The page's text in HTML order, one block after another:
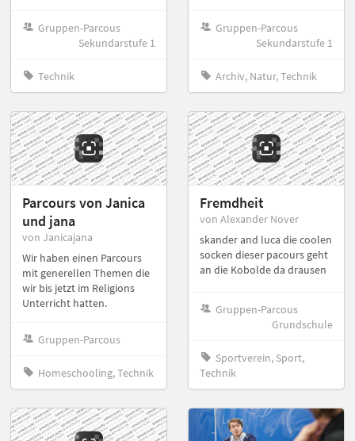
Gruppen-Parcous
Sekundarstufe 1
Technik
Gruppen-Parcous
Sekundarstufe 1
Archiv, Natur, Technik
Parcours von Janica
und jana
von Janicajana
Wir haben einen Parcours
mit generellen Themen die
wir bis jetzt im Religions
Unterricht hatten.
Gruppen-Parcous
Homeschooling, Technik
Fremdheit
von Alexander Nover
skander and luca die coolen
socken dieser pacours geht
an die Kobolde da drausen
Gruppen-Parcous
Grundschule
Sportverein, Sport,
Technik